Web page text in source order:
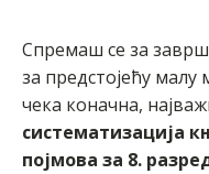
Спремаш се за
за предстојећу малу
чека коначна,
систематизација
појмова за 8.